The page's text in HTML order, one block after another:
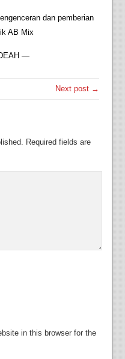
dan pemberian
AB Mix
—
Next post →
Required fields are
in this browser for the